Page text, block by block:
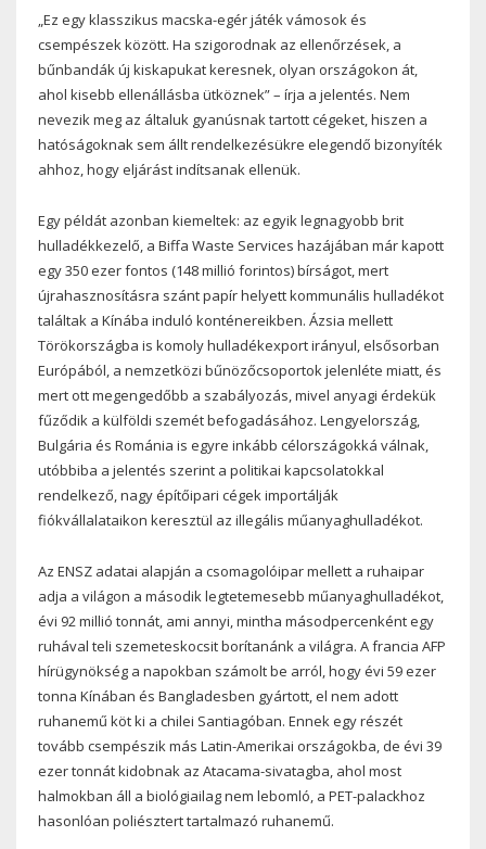
„Ez egy klasszikus macska-egér játék vámosok és
csempészek között. Ha szigorodnak az ellenőrzések, a
bűnbandák új kiskapukat keresnek, olyan országokon át,
ahol kisebb ellenállásba ütköznek” – írja a jelentés. Nem
nevezik meg az általuk gyanúsnak tartott cégeket, hiszen a
hatóságoknak sem állt rendelkezésükre elegendő bizonyíték
ahhoz, hogy eljárást indítsanak ellenük.
Egy példát azonban kiemeltek: az egyik legnagyobb brit
hulladékkezelő, a Biffa Waste Services hazájában már kapott
egy 350 ezer fontos (148 millió forintos) bírságot, mert
újrahasznosításra szánt papír helyett kommunális hulladékot
találtak a Kínába induló konténereikben. Ázsia mellett
Törökországba is komoly hulladékexport irányul, elsősorban
Európából, a nemzetközi bűnözőcsoportok jelenléte miatt, és
mert ott megengedőbb a szabályozás, mivel anyagi érdekük
fűződik a külföldi szemét befogadásához. Lengyelország,
Bulgária és Románia is egyre inkább célországokká válnak,
utóbbiba a jelentés szerint a politikai kapcsolatokkal
rendelkező, nagy építőipari cégek importálják
fiókvállalataikon keresztül az illegális műanyaghulladékot.
Az ENSZ adatai alapján a csomagolóipar mellett a ruhaipar
adja a világon a második legtetemesebb műanyaghulladékot,
évi 92 millió tonnát, ami annyi, mintha másodpercenként egy
ruhával teli szemeteskocsit borítanánk a világra. A francia AFP
hírügynökség a napokban számolt be arról, hogy évi 59 ezer
tonna Kínában és Bangladesben gyártott, el nem adott
ruhanemű köt ki a chilei Santiagóban. Ennek egy részét
tovább csempészik más Latin-Amerikai országokba, de évi 39
ezer tonnát kidobnak az Atacama-sivatagba, ahol most
halmokban áll a biológiailag nem lebomló, a PET-palackhoz
hasonlóan poliésztert tartalmazó ruhanemű.